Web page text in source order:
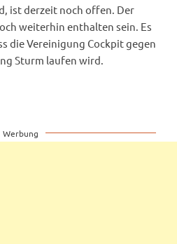
ist derzeit noch offen. Der
weiterhin enthalten sein. Es
die Vereinigung Cockpit gegen
Sturm laufen wird.
Werbung